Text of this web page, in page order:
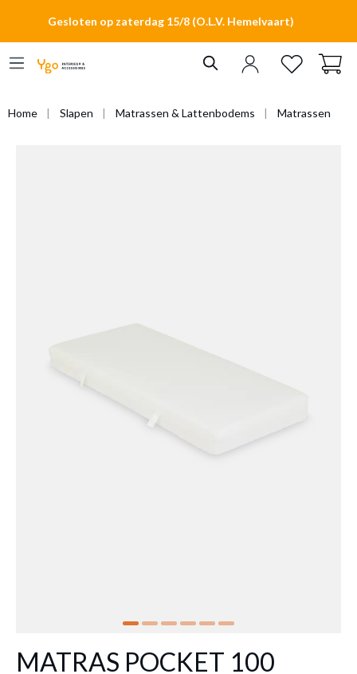
Gesloten op zaterdag 15/8 (O.L.V. Hemelvaart)
Home Slapen Matrassen & Lattenbodems Matrassen
MATRAS POCKET 100